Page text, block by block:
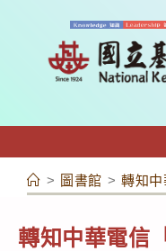
容
> 圖書館 > 轉知
轉知中華電信